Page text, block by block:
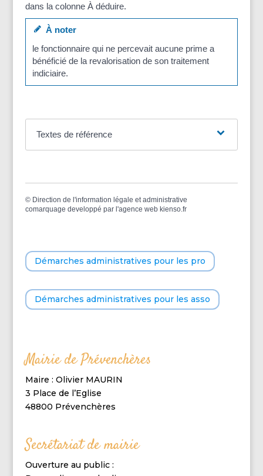
dans la colonne À déduire.
À noter
le fonctionnaire qui ne percevait aucune prime a
bénéficié de la revalorisation de son traitement
indiciaire.
Textes de référence
© Direction de l'information légale et administrative
comarquage developpé par l'agence web kienso.fr
Démarches administratives pour les pro
Démarches administratives pour les asso
Mairie de Prévenchères
Maire : Olivier MAURIN
3 Place de l’Eglise
48800 Prévenchères
Secrétariat de mairie
Ouverture au public :